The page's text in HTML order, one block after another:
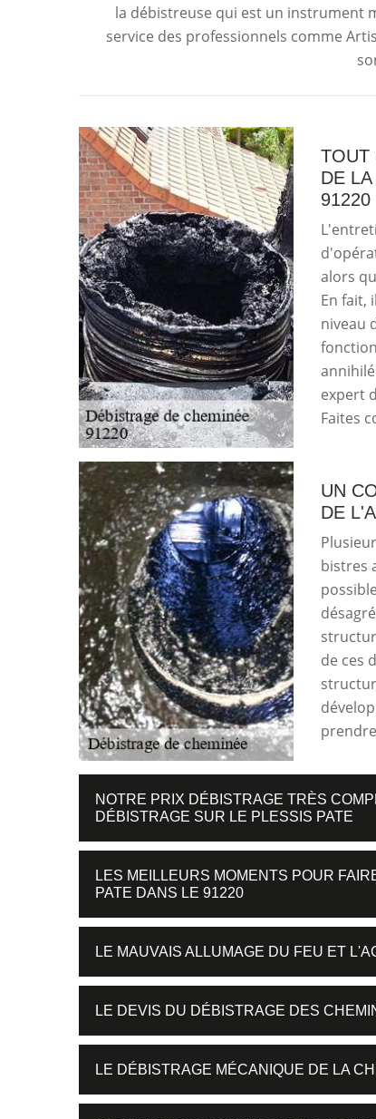
la débistreuse qui est un instrument
service des professionnels comme
TOUT
DE
91220
alors
En fait,
niveau
expert
Faites
UN
DE
bistres
de ces
NOTRE PRIX DÉBISTRAGE TRÈS
DÉBISTRAGE SUR LE PLESSIS PATE
LES MEILLEURS MOMENTS POUR
PATE DANS LE 91220
LE MAUVAIS ALLUMAGE DU FEU ET
LE DEVIS DU DÉBISTRAGE DES
LE DÉBISTRAGE MÉCANIQUE DE LA